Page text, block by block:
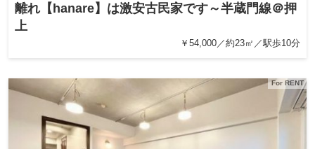
離れ【hanare】は激安古民家です～半蔵門線＠押
上
￥54,000／約23㎡／駅歩10分
For RENT